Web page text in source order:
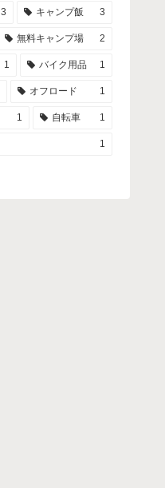
3 キャンプ飯 3
無料キャンプ場 2
1 バイク用品 1
オフロード 1
1 自転車 1
1